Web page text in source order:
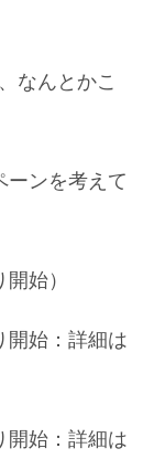
なんとかこ
ーンを考えて
始）
始：詳細は
始：詳細は